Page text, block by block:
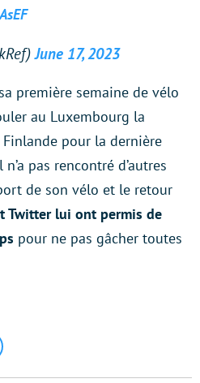
June 17, 2023
première semaine de vélo
au Luxembourg la
pour la dernière
pas rencontré d’autres
de son vélo et le retour
Twitter lui ont permis de
pour ne pas gâcher toutes